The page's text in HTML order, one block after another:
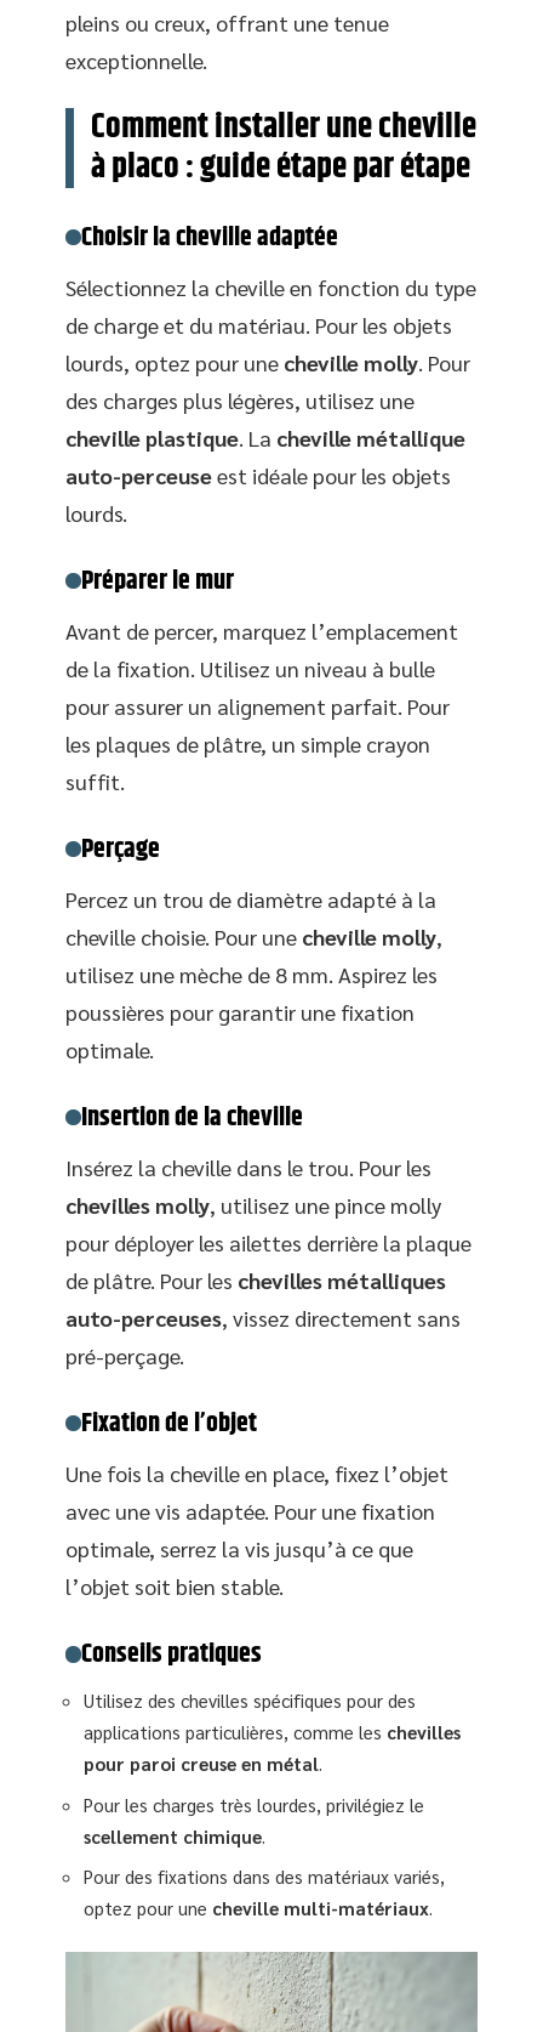
pleins ou creux, offrant une tenue
exceptionnelle.
Comment installer une cheville
à placo : guide étape par étape
Choisir la cheville adaptée
Sélectionnez la cheville en fonction du type
de charge et du matériau. Pour les objets
lourds, optez pour une cheville molly. Pour
des charges plus légères, utilisez une
cheville plastique. La cheville métallique
auto-perceuseest idéale pour les objets
lourds.
Préparer le mur
Avant de percer, marquez l’emplacement
de la fixation. Utilisez un niveau à bulle
pour assurer un alignement parfait. Pour
les plaques de plâtre, un simple crayon
suffit.
Perçage
Percez un trou de diamètre adapté à la
cheville choisie. Pour une cheville molly,
utilisez une mèche de 8 mm. Aspirez les
poussières pour garantir une fixation
optimale.
Insertion de la cheville
Insérez la cheville dans le trou. Pour les
chevilles molly, utilisez une pince molly
pour déployer les ailettes derrière la plaque
de plâtre. Pour les chevilles métalliques
auto-perceuses, vissez directement sans
pré-perçage.
Fixation de l’objet
Une fois la cheville en place, fixez l’objet
avec une vis adaptée. Pour une fixation
optimale, serrez la vis jusqu’à ce que
l’objet soit bien stable.
Conseils pratiques
Utilisez des chevilles spécifiques pour des
applications particulières, comme les chevilles
pour paroi creuse en métal.
Pour les charges très lourdes, privilégiez le
scellement chimique
Pour des fixations dans des matériaux variés,
optez pour une cheville multi-matériaux.